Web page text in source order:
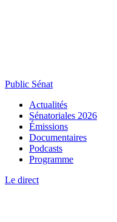
Public Sénat
Actualités
Sénatoriales 2026
Émissions
Documentaires
Podcasts
Programme
Le direct